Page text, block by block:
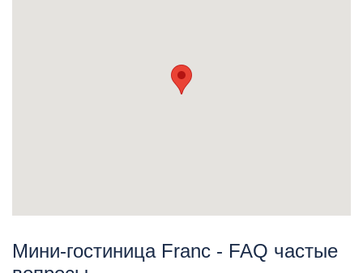
Мини-гостиница Franc - FAQ частые